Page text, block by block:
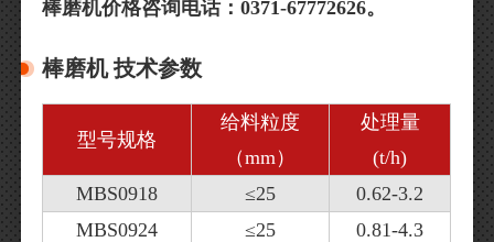
棒磨机价格咨询电话：0371-67772626。
棒磨机 技术参数
型号规格
给料粒度
（mm）
处理量
(t/h)
MBS0918
≤25
0.62-3.2
MBS0924
≤25
0.81-4.3